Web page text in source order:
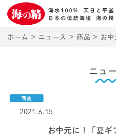
ホーム > ニュース > 商品 > お
ニュ
商品
2021.6.15
お中元に！「夏ギ